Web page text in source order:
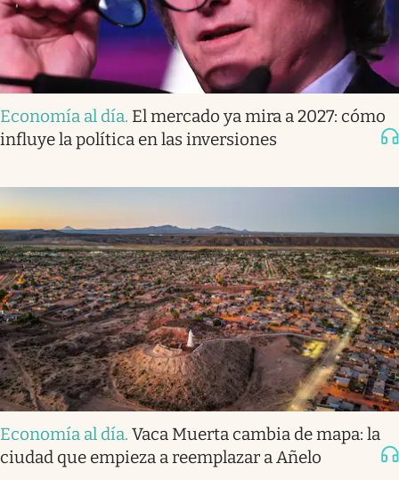
Economía al día. El mercado ya mira a 2027: cómo
influye la política en las inversiones
Economía al día. Vaca Muerta cambia de mapa: la
ciudad que empieza a reemplazar a Añelo